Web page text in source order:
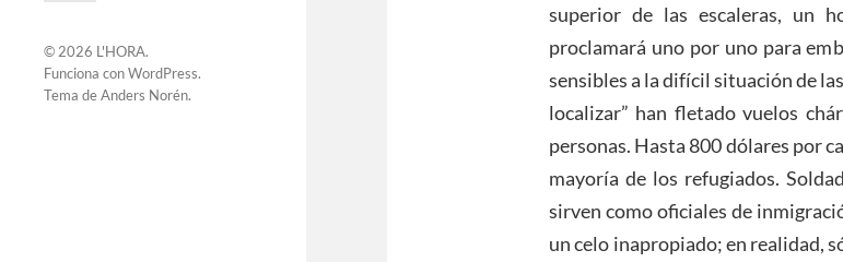
© 2026 L'HORA.
Funciona conWordPress.
Tema deAnders Norén.
superior de las escaleras, un
proclamará uno por uno para
sensibles a la difícil situación de
localizar” han fletado vuelos
personas. Hasta 800 dólares por
mayoría de los refugiados.
sirven como oficiales de
un celo inapropiado; en realidad,